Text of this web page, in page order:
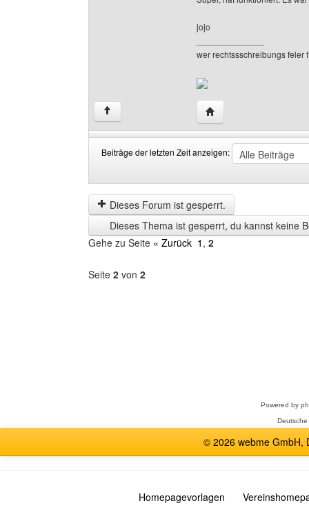
jojo
wer rechtssschreibungs feler
↑ Website dieses
Beiträge der letzten Zeit anzeigen:
der
letzten
Zeit
anzeigen
by
Dieses Forum ist gesperrt.
Dieses Thema ist gesperrt, du kannst keine
Gehe zu Seite « Zurück 1 , 2
Seite 2 von 2
Powered by
© 2026 webme GmbH,
Homepagevorlagen